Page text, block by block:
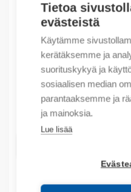
Tietoa
evästeistä
Käytämme
kerätäksemme ja
suorituskykyä ja
sosiaalisen median
parantaaksemme ja
ja mainoksia.
Lue lisää
Outlet – Erikoishinnat
(X) Charg station 1-PH 32A
274,67€/ myyntierä
Myyntierä sis. 1 kpl
Varastossa